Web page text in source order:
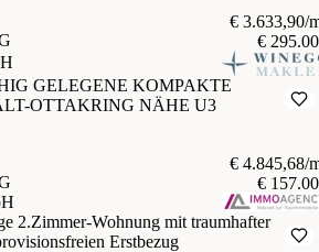
€ 3.633,90/
€
GELEGENE KOMPAKTE
OTTAKRING NÄHE U3
€ 4.845,68/
€
2.Zimmer-Wohnung mit traumhafter
Erstbezug